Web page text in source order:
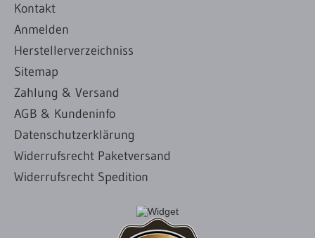
Kontakt
Anmelden
Herstellerverzeichniss
Sitemap
Zahlung & Versand
AGB & Kundeninfo
Datenschutzerklärung
Widerrufsrecht Paketversand
Widerrufsrecht Spedition